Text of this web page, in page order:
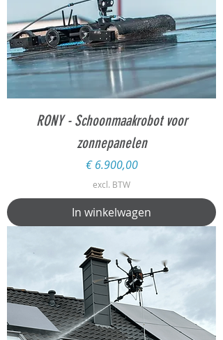
RONY - Schoonmaakrobot voor
zonnepanelen
Prijs
€ 6.900,00
excl. BTW
In winkelwagen